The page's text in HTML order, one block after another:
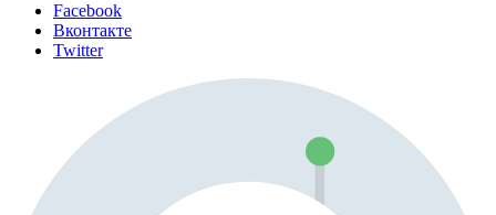
Facebook
Вконтакте
Twitter